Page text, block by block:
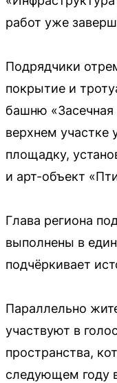
работ уже
Подрядчики
покрытие и
башню «Засечная
верхнем
площадку,
и арт-объект
Глава региона
выполнены в
подчёркивает
Параллельно
участвуют в
пространства,
следующем году